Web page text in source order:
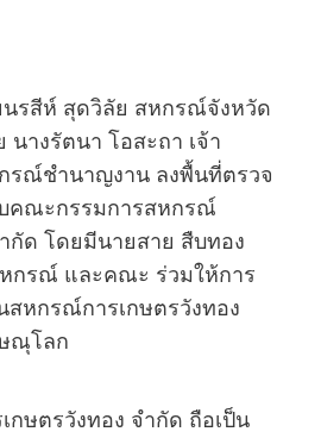
นรสีห์ สุดวิลัย สหกรณ์จังหวัด
างรัตนา โอสะถา เจ้า
รณ์ชำนาญงาน ลงพื้นที่ตรวจ
คณะกรรมการสหกรณ์
กัด โดยมีนายสาย สืบทอง
กรณ์ และคณะ ร่วมให้การ
หกรณ์การเกษตรวังทอง
ณุโลก
ษตรวังทอง จำกัด ถือเป็น